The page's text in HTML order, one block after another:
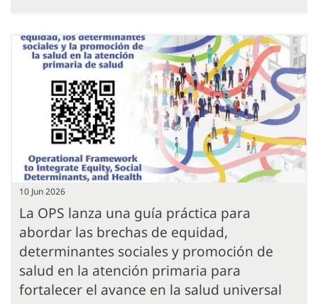
10 Jun 2026
La OPS lanza una guía práctica para
abordar las brechas de equidad,
determinantes sociales y promoción de
salud en la atención primaria para
fortalecer el avance en la salud universal